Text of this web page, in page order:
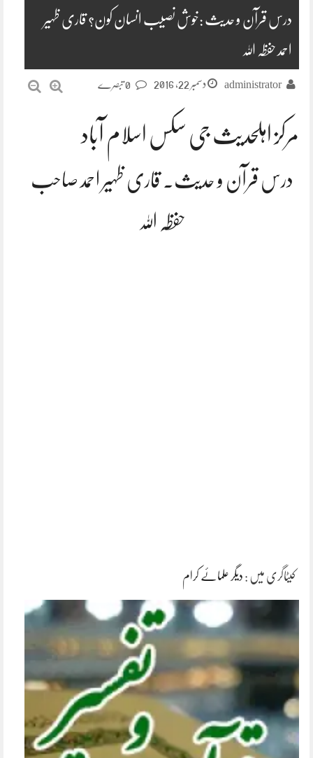
درس قرآن و حدیث :خوش نصیب انسان کون؟ قاری ظہیر
احمد حفظہ اللہ
administrator دسمبر 22, 2016
مرکز اہلحدیث جی سکس اسلام آباد
درس قرآن و حدیث۔ قاری ظہیر احمد صاحب
حفظہ اللہ
کیٹاگری میں : دیگر علمائے کرام